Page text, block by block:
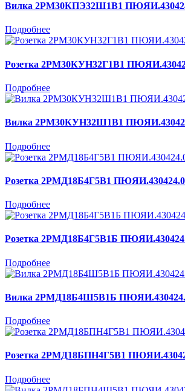
Вилка 2РМ30КПЭ32Ш1В1
Подробнее
Розетка 2РМ30КУН32Г1В1
Подробнее
Вилка 2РМ30КУН32Ш1В1
Подробнее
Розетка 2РМД18Б4Г5В1
Подробнее
Розетка 2РМД18Б4Г5В1Б
Подробнее
Вилка 2РМД18Б4Ш5В1Б
Подробнее
Розетка 2РМД18БПН4Г5В1
Подробнее